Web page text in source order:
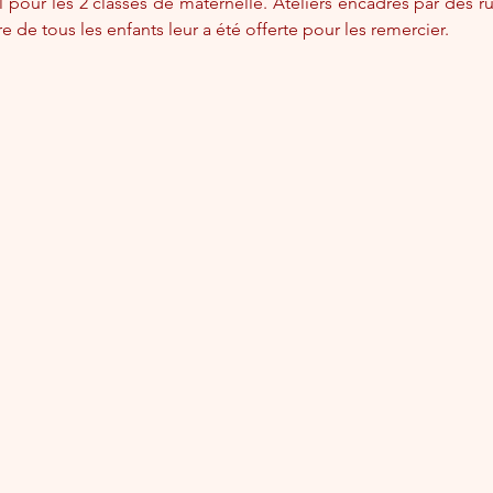
de tous les enfants leur a été offerte pour les remercier.